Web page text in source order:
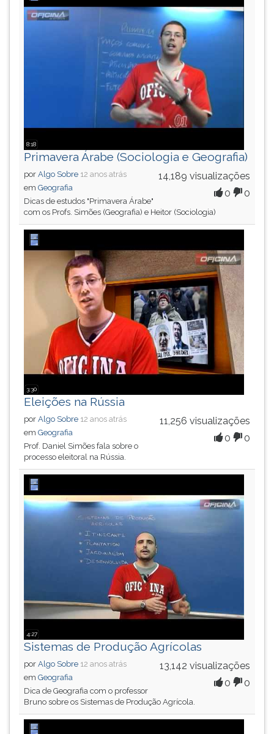
8:18
Primavera Árabe (Sociologia e Geografia)
14,189 visualizações
0
0
por Algo Sobre 12 anos atrás
em Geografia
Dicas de estudos "Primavera Árabe"
com os Profs. Simões (Geografia) e Heitor (Sociologia)
3:30
Eleições na Rússia
11,256 visualizações
0
0
por Algo Sobre 12 anos atrás
em Geografia
Prof. Daniel Simões fala sobre o
processo eleitoral na Rússia.
4:27
Sistemas de Produção Agrícolas
13,142 visualizações
0
0
por Algo Sobre 12 anos atrás
em Geografia
Dica de Geografia com o professor
Bruno sobre os Sistemas de Produção Agrícola.